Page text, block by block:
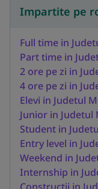
Impartite pe
Full time in
Part time in
2 ore pe zi in
4 ore pe zi in
Elevi in Judetul
Junior in Judetul
Student in
Entry level in
Weekend in
Internship in
Constructii in